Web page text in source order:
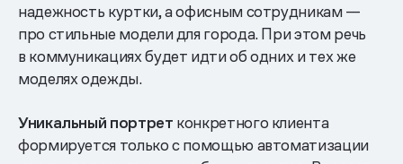
надежность куртки, а офисным сотрудникам —
про стильные модели для города. При этом речь
в коммуникациях будет идти об одних и тех же
моделях одежды.
Уникальный портрет конкретного клиента
формируется только с помощью автоматизации